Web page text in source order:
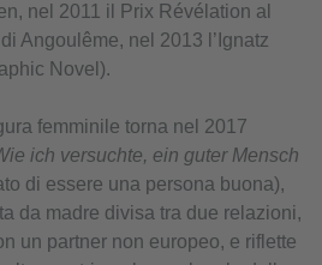
nel 2011 il Prix Révélation al
Angoulême, nel 2013 l’Ignatz
Novel).
femminile torna nel 2017
ich versuchte, ein guter Mensch
di essere una persona buona),
da madre divisa tra due relazioni,
un partner non europeo, e riflette